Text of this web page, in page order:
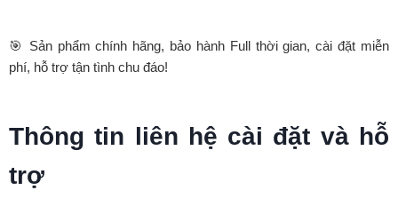
🎯 Sản phẩm chính hãng, bảo hành Full thời gian, cài đặt miễn
phí, hỗ trợ tận tình chu đáo!
Thông tin liên hệ cài đặt và hỗ
trợ